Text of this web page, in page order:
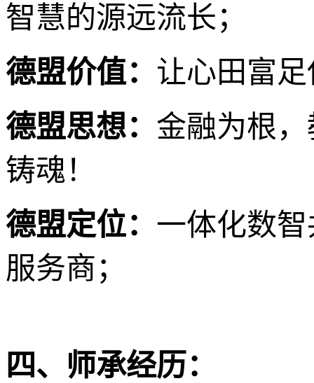
智慧的源远流长；
德盟价值： 让心田富
德盟思想： 金融为根
铸魂！
德盟定位： 一体化数
服务商；
四、师承经历：